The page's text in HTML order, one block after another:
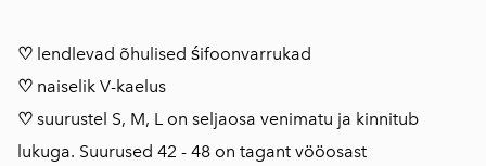
♡ lendlevad õhulised śifoonvarrukad
♡ naiselik V-kaelus
♡ suurustel S, M, L on seljaosa venimatu ja kinnitub
lukuga. Suurused 42 - 48 on tagant vööosast